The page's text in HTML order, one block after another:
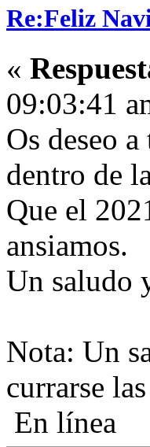
Re:Feliz
«
09:03:41
Os deseo
dentro de
Que el
ansiamos.
Un saludo
Nota: Un
currarse
En línea